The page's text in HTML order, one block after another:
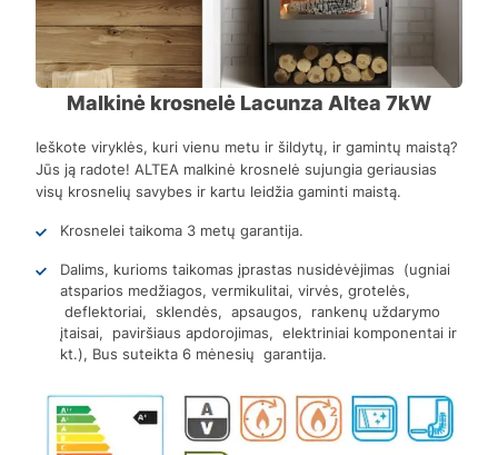
Malkinė krosnelė Lacunza Altea 7kW
Ieškote viryklės, kuri vienu metu ir šildytų, ir gamintų maistą?
Jūs ją radote! ALTEA malkinė krosnelė sujungia geriausias
visų krosnelių savybes ir kartu leidžia gaminti maistą.
Krosnelei taikoma 3 metų garantija.
Dalims, kurioms taikomas įprastas nusidėvėjimas (ugniai
atsparios medžiagos, vermikulitai, virvės, grotelės,
deflektoriai, sklendės, apsaugos, rankenų uždarymo
įtaisai, paviršiaus apdorojimas, elektriniai komponentai ir
kt.), Bus suteikta 6 mėnesių garantija.